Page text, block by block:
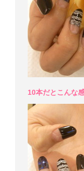
10本だとこんな